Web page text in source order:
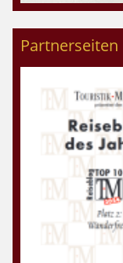
Partnerseiten